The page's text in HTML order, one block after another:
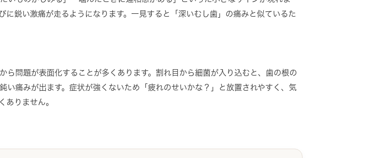
に鋭い激痛が走るようになります。一見すると「深いむし歯」の痛みと似ているた
ら問題が表面化することが多くあります。割れ目から細菌が入り込むと、歯の根の
い痛みが出ます。症状が強くないため「疲れのせいかな？」と放置されやすく、気
ありません。